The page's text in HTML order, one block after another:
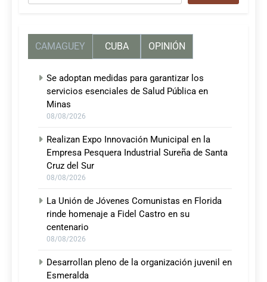
CAMAGUEY CUBA OPINIÓN
Se adoptan medidas para garantizar los
servicios esenciales de Salud Pública en
Minas
08/08/2026
Realizan Expo Innovación Municipal en la
Empresa Pesquera Industrial Sureña de Santa
Cruz del Sur
08/08/2026
La Unión de Jóvenes Comunistas en Florida
rinde homenaje a Fidel Castro en su
centenario
08/08/2026
Desarrollan pleno de la organización juvenil en
Esmeralda